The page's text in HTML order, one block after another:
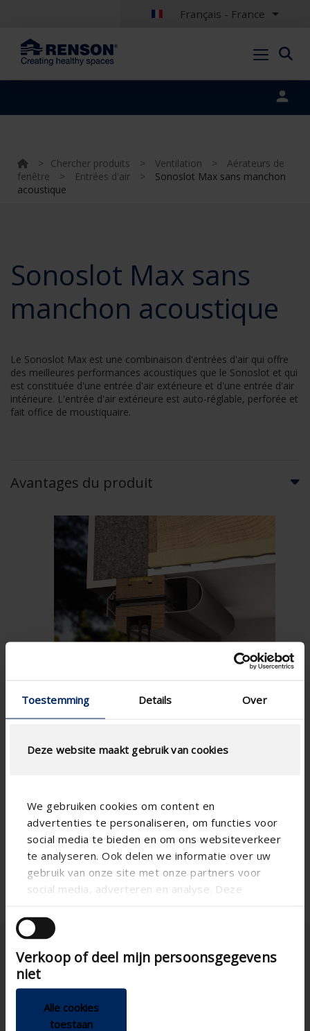
Toestemming Details Over
Deze website maakt gebruik van cookies
We gebruiken cookies om content en
advertenties te personaliseren, om functies voor
social media te bieden en om ons websiteverkeer
te analyseren. Ook delen we informatie over uw
gebruik van onze site met onze partners voor
social media, adverteren en analyse. Deze
andere informatie die u aan ze heeft verstrekt of
die ze hebben verzameld op basis van uw gebruik
van hun services.
Verkoop of deel mijn persoonsgegevens
niet
Alle cookies
toestaan
Français - France
> Chercher produits > Ventilation >
Aérateurs de
fenêtre
> Entrées d'air >
Sonoslot Max sans manchon
acoustique
Sonoslot Max sans
manchon acoustique
Le Sonoslot Max est une combinaison d'entrées d'air qui offre
des meilleures performances acoustiques que le Sonoslot et qui
est constituée d'une entrée d'air extérieure et d'une entrée d'air
intérieure. L'entrée d'air extérieure est auto-réglable, perforée et
fait office de moustiquaire.
Avantages du produit
France